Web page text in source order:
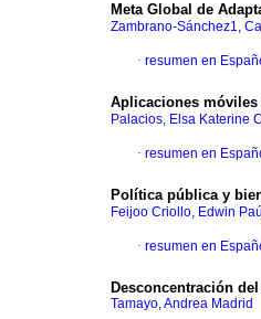
Meta Global de
Zambrano-Sánchez1,
· resumen en
Aplicaciones
Palacios, Elsa Katerine
· resumen en
Política pública y
Feijoo Criollo, Edwin Paúl
· resumen en
Desconcentración
Tamayo, Andrea Madrid